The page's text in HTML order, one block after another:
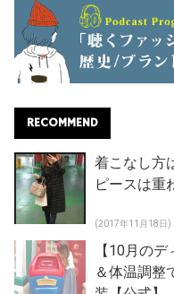
RECOMMEND
着こなし方
ピースは重
(2017年11月18日)
【10月の
＆体温調整